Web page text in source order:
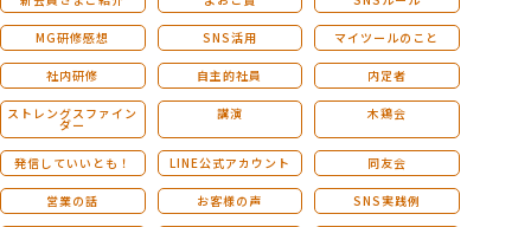
MG研修感想 SNS活用 マイツールのこと
社内研修 自主的社員 内定者
ストレングスファイン
ダー
講演 木鶏会
発信していいとも！ LINE公式アカウント 同友会
営業の話 お客様の声 SNS実践例